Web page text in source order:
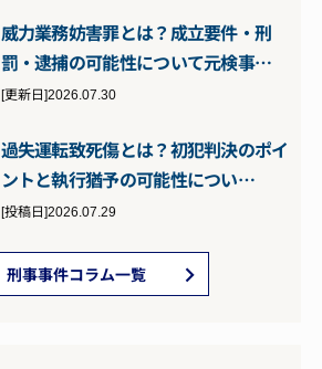
威力業務妨害罪とは？成立要件・刑
罰・逮捕の可能性について元検事…
[更新日]2026.07.30
過失運転致死傷とは？初犯判決のポイ
ントと執行猶予の可能性につい…
[投稿日]2026.07.29
刑事事件コラム一覧